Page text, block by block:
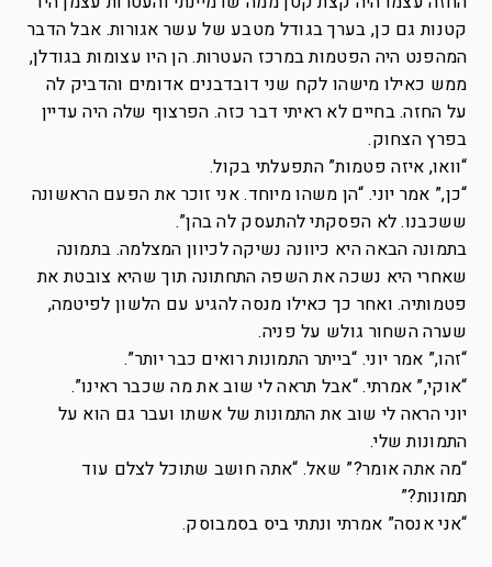
קטנות גם כן, בערך בגודל מטבע של עשר אגורות. אבל הדבר
המהפנט היה הפטמות במרכז העטרות. הן היו עצומות בגודלן,
ממש כאילו מישהו לקח שני דובדבנים אדומים והדביק לה
על החזה. בחיים לא ראיתי דבר כזה. הפרצוף שלה היה עדיין
בפרץ הצחוק.
“וואו, איזה פטמות” התפעלתי בקול.
“כן,” אמר יוני. “הן משהו מיוחד. אני זוכר את הפעם הראשונה
ששכבנו. לא הפסקתי להתעסק לה בהן”.
בתמונה הבאה היא כיוונה נשיקה לכיוון המצלמה. בתמונה
שאחרי היא נשכה את השפה התחתונה תוך שהיא צובטת את
פטמותיה. ואחר כך כאילו מנסה להגיע עם הלשון לפיטמה,
שערה השחור גולש על פניה.
“זהו,” אמר יוני. “בייתר התמונות רואים כבר יותר”.
“אוקי,” אמרתי. “אבל תראה לי שוב את מה שכבר ראינו”.
יוני הראה לי שוב את התמונות של אשתו ועבר גם הוא על
התמונות שלי.
“מה אתה אומר?” שאל. “אתה חושב שתוכל לצלם עוד
תמונות?”
“אני אנסה” אמרתי ונתתי ביס בסמבוסק.